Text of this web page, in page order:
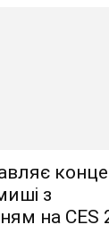
з
на CES